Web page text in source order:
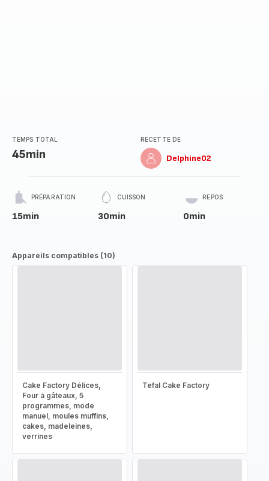
TEMPS TOTAL
45min
RECETTE DE
Delphine02
PRÉPARATION
15min
CUISSON
30min
REPOS
0min
Appareils compatibles (10)
Cake Factory Délices,
Four à gâteaux, 5
programmes, mode
manuel, moules muffins,
cakes, madeleines,
verrines
Tefal Cake Factory